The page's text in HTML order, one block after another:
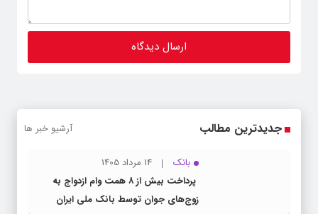
جدیدترین مطالب آرشیو خبر ها
بانک
14 مرداد 1405
پرداخت بیش از ۸ همت وام ازدواج به
زوج‌های جوان توسط بانک ملی ایران